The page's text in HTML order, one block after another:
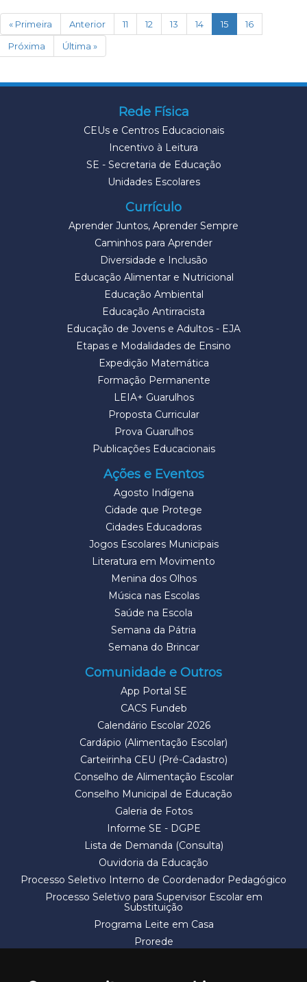
« Primeira Anterior 11 12 13 14 15(current)
16
Próxima
Última »
Rede Física
CEUs e Centros Educacionais
Incentivo à Leitura
SE - Secretaria de Educação
Unidades Escolares
Currículo
Aprender Juntos, Aprender Sempre
Caminhos para Aprender
Diversidade e Inclusão
Educação Alimentar e Nutricional
Educação Ambiental
Educação Antirracista
Educação de Jovens e Adultos - EJA
Etapas e Modalidades de Ensino
Expedição Matemática
Formação Permanente
LEIA+ Guarulhos
Proposta Curricular
Prova Guarulhos
Publicações Educacionais
Ações e Eventos
Agosto Indígena
Cidade que Protege
Cidades Educadoras
Jogos Escolares Municipais
Literatura em Movimento
Menina dos Olhos
Música nas Escolas
Saúde na Escola
Semana da Pátria
Semana do Brincar
Comunidade e Outros
App Portal SE
CACS Fundeb
Calendário Escolar 2026
Cardápio (Alimentação Escolar)
Carteirinha CEU (Pré-Cadastro)
Conselho de Alimentação Escolar
Conselho Municipal de Educação
Galeria de Fotos
Informe SE - DGPE
Lista de Demanda (Consulta)
Ouvidoria da Educação
Processo Seletivo Interno de Coordenador Pedagógico
Processo Seletivo para Supervisor Escolar em
Substituição
Programa Leite em Casa
Prorede